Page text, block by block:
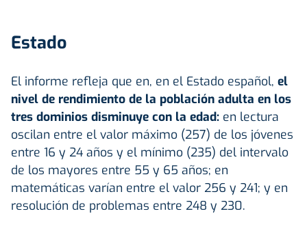
Estado
El informe refleja que en, en el Estado español, el
nivel de rendimiento de la población adulta en los
tres dominios disminuye con la edad: en lectura
oscilan entre el valor máximo (257) de los jóvenes
entre 16 y 24 años y el mínimo (235) del intervalo
de los mayores entre 55 y 65 años; en
matemáticas varían entre el valor 256 y 241; y en
resolución de problemas entre 248 y 230.